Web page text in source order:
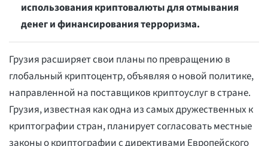
использования криптовалюты для отмывания
денег и финансирования терроризма.
Грузия расширяет свои планы по превращению в
глобальный криптоцентр, объявляя о новой политике,
направленной на поставщиков криптоуслуг в стране.
Грузия, известная как одна из самых дружественных к
криптографии стран, планирует согласовать местные
законы о криптографии с директивами Европейского